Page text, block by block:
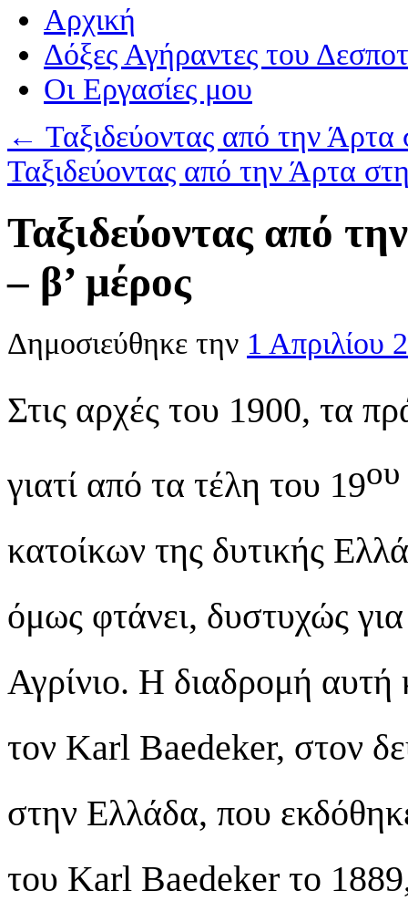
Αρχική
Δόξες Αγήραντες του
Οι Eργασίες μου
← Ταξιδεύοντας από την
Ταξιδεύοντας από την Άρτα
Ταξιδεύοντας από
– β’ μέρος
Δημοσιεύθηκε την 1 Απριλίου
Στις αρχές του 1900, τα
γιατί από τα τέλη του 19ου
κατοίκων της δυτικής
όμως φτάνει, δυστυχώς
Αγρίνιο. Η διαδρομή
τον Karl Baedeker, στον
στην Ελλάδα, που
του Karl Baedeker το